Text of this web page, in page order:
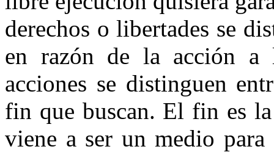
derechos o libertades se
en razón de la acción a
acciones se distinguen
fin que buscan. El fin es
viene a ser un medio